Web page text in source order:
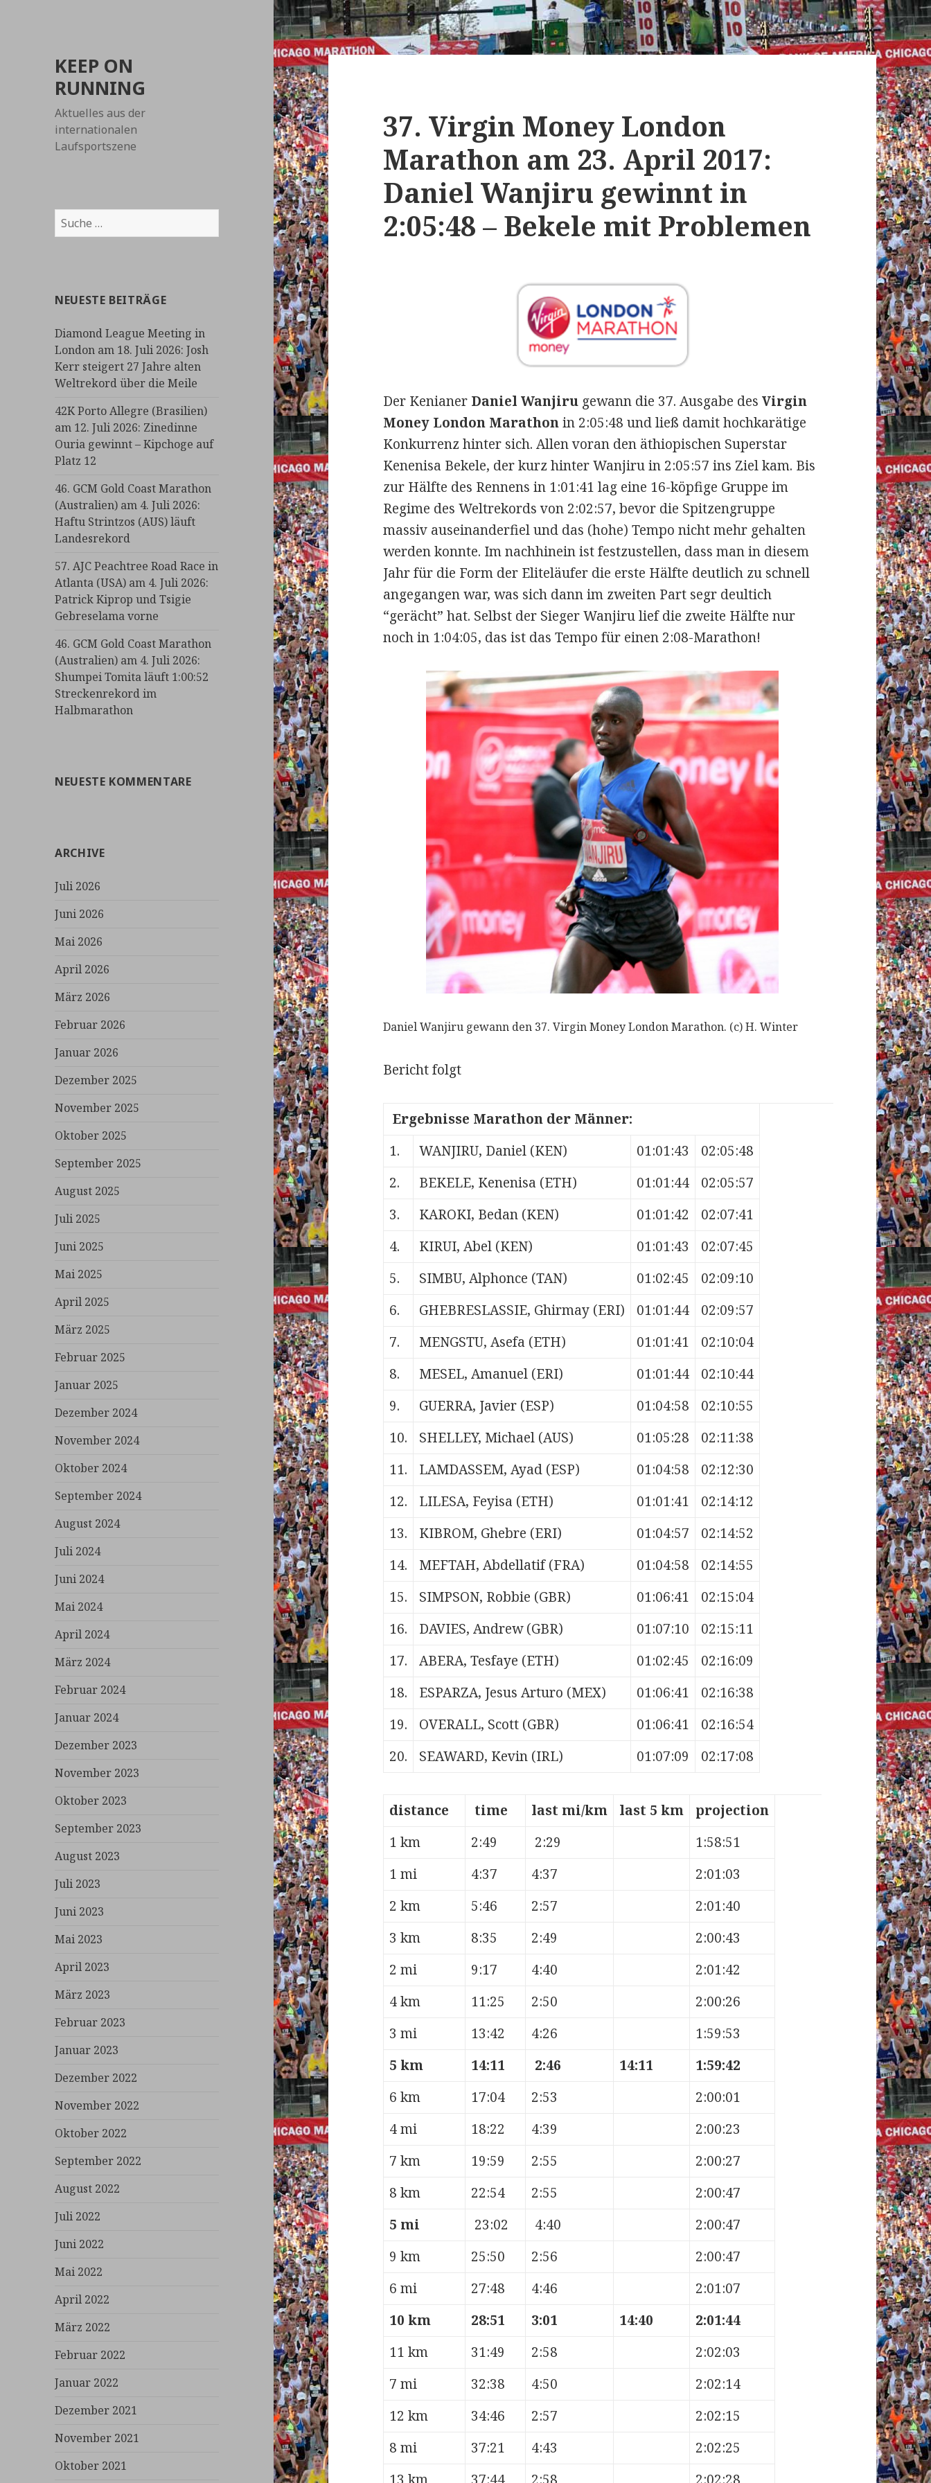
KEEP ON
RUNNING
Aktuelles aus der
internationalen
Laufsportszene
Suche
nach:
NEUESTE BEITRÄGE
Diamond League Meeting in
London am 18. Juli 2026: Josh
Kerr steigert 27 Jahre alten
Weltrekord über die Meile
42K Porto Allegre (Brasilien)
am 12. Juli 2026: Zinedinne
Ouria gewinnt – Kipchoge auf
Platz 12
46. GCM Gold Coast Marathon
(Australien) am 4. Juli 2026:
Haftu Strintzos (AUS) läuft
Landesrekord
57. AJC Peachtree Road Race in
Atlanta (USA) am 4. Juli 2026:
Patrick Kiprop und Tsigie
Gebreselama vorne
46. GCM Gold Coast Marathon
(Australien) am 4. Juli 2026:
Shumpei Tomita läuft 1:00:52
Streckenrekord im
Halbmarathon
NEUESTE KOMMENTARE
ARCHIVE
Juli 2026
Juni 2026
Mai 2026
April 2026
März 2026
Februar 2026
Januar 2026
Dezember 2025
November 2025
Oktober 2025
September 2025
August 2025
Juli 2025
Juni 2025
Mai 2025
April 2025
März 2025
Februar 2025
Januar 2025
Dezember 2024
November 2024
Oktober 2024
September 2024
August 2024
Juli 2024
Juni 2024
Mai 2024
April 2024
März 2024
Februar 2024
Januar 2024
Dezember 2023
November 2023
Oktober 2023
September 2023
August 2023
Juli 2023
Juni 2023
Mai 2023
April 2023
März 2023
Februar 2023
Januar 2023
Dezember 2022
November 2022
Oktober 2022
September 2022
August 2022
Juli 2022
Juni 2022
Mai 2022
April 2022
März 2022
Februar 2022
Januar 2022
Dezember 2021
November 2021
Oktober 2021
37. Virgin Money London
Marathon am 23. April 2017:
Daniel Wanjiru gewinnt in
2:05:48 – Bekele mit Problemen
Der Kenianer Daniel Wanjiru gewann die 37. Ausgabe desVirgin
Money London Marathonin 2:05:48 und ließ damit hochkarätige
Konkurrenz hinter sich. Allen voran den äthiopischen Superstar
Kenenisa Bekele, der kurz hinter Wanjiru in 2:05:57 ins Ziel kam. Bis
zur Hälfte des Rennens in 1:01:41 lag eine 16-köpfige Gruppe im
Regime des Weltrekords von 2:02:57, bevor die Spitzengruppe
massiv auseinanderfiel und das (hohe) Tempo nicht mehr gehalten
werden konnte. Im nachhinein ist festzustellen, dass man in diesem
Jahr für die Form der Eliteläufer die erste Hälfte deutlich zu schnell
angegangen war, was sich dann im zweiten Part segr deultich
“gerächt” hat. Selbst der Sieger Wanjiru lief die zweite Hälfte nur
noch in 1:04:05, das ist das Tempo für einen 2:08-Marathon!
Daniel Wanjiru gewann den 37. Virgin Money London Marathon. (c) H. Winter
Bericht folgt
Ergebnisse Marathon der Männer:
1.
WANJIRU, Daniel (KEN) 01:01:43
02:05:48
2.
BEKELE, Kenenisa (ETH) 01:01:44
02:05:57
3.
KAROKI, Bedan (KEN) 01:01:42
02:07:41
4.
KIRUI, Abel (KEN) 01:01:43
02:07:45
5.
SIMBU, Alphonce (TAN) 01:02:45
02:09:10
6.
GHEBRESLASSIE, Ghirmay (ERI) 01:01:44
02:09:57
7.
MENGSTU, Asefa (ETH) 01:01:41
02:10:04
8.
MESEL, Amanuel (ERI) 01:01:44
02:10:44
9.
GUERRA, Javier (ESP) 01:04:58
02:10:55
10.
SHELLEY, Michael (AUS) 01:05:28
02:11:38
11.
LAMDASSEM, Ayad (ESP) 01:04:58
02:12:30
12.
LILESA, Feyisa (ETH) 01:01:41
02:14:12
13.
KIBROM, Ghebre (ERI) 01:04:57
02:14:52
14.
MEFTAH, Abdellatif (FRA) 01:04:58
02:14:55
15.
SIMPSON, Robbie (GBR) 01:06:41
02:15:04
16.
DAVIES, Andrew (GBR) 01:07:10
02:15:11
17.
ABERA, Tesfaye (ETH) 01:02:45
02:16:09
18.
ESPARZA, Jesus Arturo (MEX) 01:06:41
02:16:38
19.
OVERALL, Scott (GBR) 01:06:41
02:16:54
20.
SEAWARD, Kevin (IRL) 01:07:09 02:17:08
distance time last mi/km last 5 km
projection
1 km
2:49 2:29
1:58:51
1 mi
4:37 4:37
2:01:03
2 km
5:46 2:57
2:01:40
3 km
8:35 2:49
2:00:43
2 mi
9:17 4:40
2:01:42
4 km
11:25 2:50
2:00:26
3 mi
13:42 4:26
1:59:53
5 km
14:11 2:46 14:11
1:59:42
6 km
17:04 2:53
2:00:01
4 mi
18:22 4:39
2:00:23
7 km
19:59 2:55
2:00:27
8 km
22:54 2:55
2:00:47
5 mi
23:02 4:40
2:00:47
9 km
25:50 2:56
2:00:47
6 mi
27:48 4:46
2:01:07
10 km
28:51 3:01 14:40
2:01:44
11 km
31:49 2:58
2:02:03
7 mi
32:38 4:50
2:02:14
12 km
34:46 2:57
2:02:15
8 mi
37:21 4:43
2:02:25